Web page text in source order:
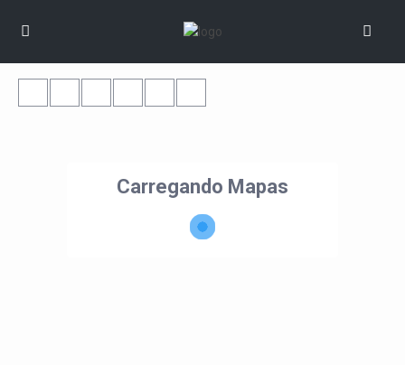
Carregando Mapas